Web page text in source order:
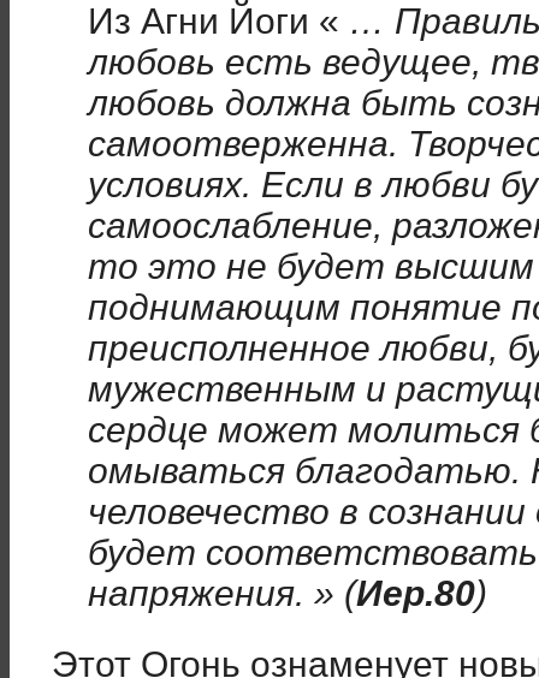
Из Агни Йоги « …
любовь есть ведущее,
любовь должна быть
самоотверженна.
условиях. Если в любви
самоослабление,
то это не будет высшим
поднимающим понятие
преисполненное любви,
мужественным и
сердце может молиться
омываться благодатью.
человечество в
будет соответствовать
напряжения. » (Иер.80)
Этот Огонь ознаменует